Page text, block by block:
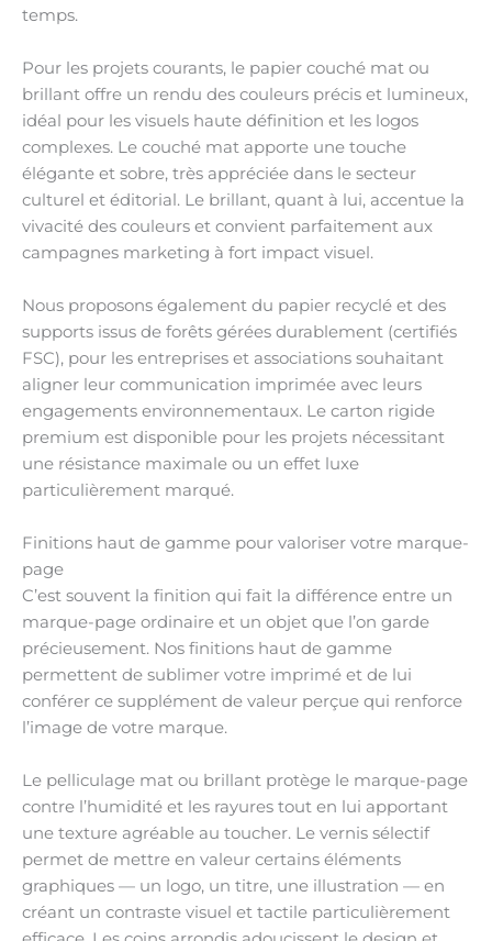
temps.
Pour les projets courants, le papier couché mat ou
brillant offre un rendu des couleurs précis et lumineux,
idéal pour les visuels haute définition et les logos
complexes. Le couché mat apporte une touche
élégante et sobre, très appréciée dans le secteur
culturel et éditorial. Le brillant, quant à lui, accentue la
vivacité des couleurs et convient parfaitement aux
campagnes marketing à fort impact visuel.
Nous proposons également du papier recyclé et des
supports issus de forêts gérées durablement (certifiés
FSC), pour les entreprises et associations souhaitant
aligner leur communication imprimée avec leurs
engagements environnementaux. Le carton rigide
premium est disponible pour les projets nécessitant
une résistance maximale ou un effet luxe
particulièrement marqué.
Finitions haut de gamme pour valoriser votre marque-
page
C’est souvent la finition qui fait la différence entre un
marque-page ordinaire et un objet que l’on garde
précieusement. Nos finitions haut de gamme
permettent de sublimer votre imprimé et de lui
conférer ce supplément de valeur perçue qui renforce
l’image de votre marque.
Le pelliculage mat ou brillant protège le marque-page
contre l’humidité et les rayures tout en lui apportant
une texture agréable au toucher. Le vernis sélectif
permet de mettre en valeur certains éléments
graphiques — un logo, un titre, une illustration — en
créant un contraste visuel et tactile particulièrement